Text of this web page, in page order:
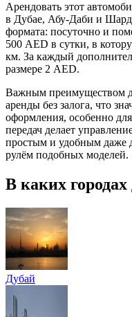
Арендовать этот
в Дубае, Абу-Даби и
формата: посуточно и
500 AED в сутки, в
км. За каждый
размере 2 AED.
Важным преимуществом
аренды без залога, что
оформления, особенно
передач делает
простым и удобным даже
рулём подобных моделей.
В каких городах
Дубай